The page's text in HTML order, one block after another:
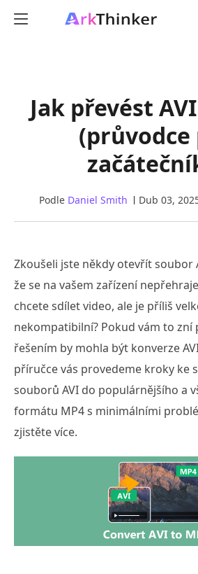
Jak převést
(průvodce
Podle Daniel Smith Dub 03,
Zkoušeli jste někdy otevřít soubor
že se na vašem zařízení
chcete sdílet video, ale je příliš
nekompatibilní? Pokud vám to zní
řešením by mohla být konverze
příručce vás provedeme kroky ke
souborů AVI do populárnějšího a
formátu MP4 s minimálními
zjistěte více.